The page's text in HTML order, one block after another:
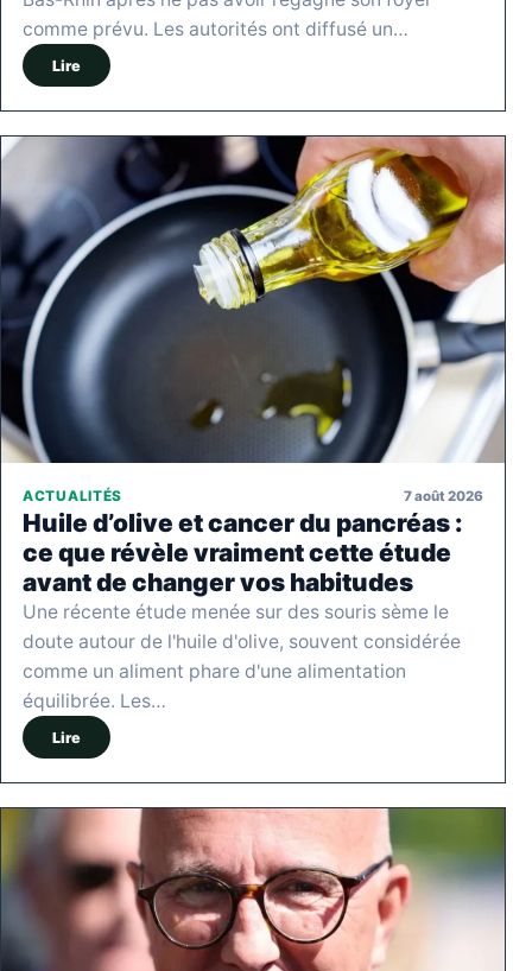
comme prévu. Les autorités ont diffusé un…
Lire
ACTUALITÉS 7 août 2026
Huile d’olive et cancer du pancréas :
ce que révèle vraiment cette étude
avant de changer vos habitudes
Une récente étude menée sur des souris sème le
doute autour de l'huile d'olive, souvent considérée
comme un aliment phare d'une alimentation
équilibrée. Les…
Lire